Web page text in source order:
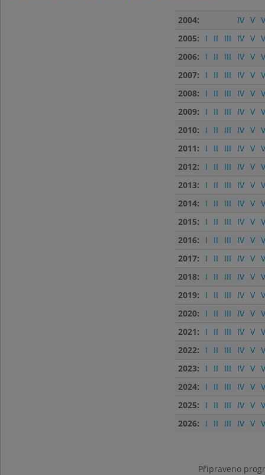
2004: IV V
2005:
I II III IV V
2006:
I II III IV V
2007:
I II III IV V
2008:
I II III IV V
2009:
I II III IV V
2010:
I II III IV V
2011:
I II III IV V
2012:
I II III IV V
2013:
I II III IV V
2014:
I II III IV V
2015:
I II III IV V
2016:
I II III IV V
2017:
I II III IV V
2018:
I II III IV V
2019:
I II III IV V
2020:
I II III IV V
2021:
I II III IV V
2022:
I II III IV V
2023:
I II III IV V
2024:
I II III IV V
2025:
I II III IV V
2026:
I II III IV V
Připraveno